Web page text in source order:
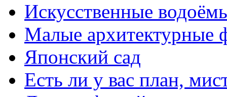
Искусственные
Малые архитектурные
Японский сад
Есть ли у вас план,